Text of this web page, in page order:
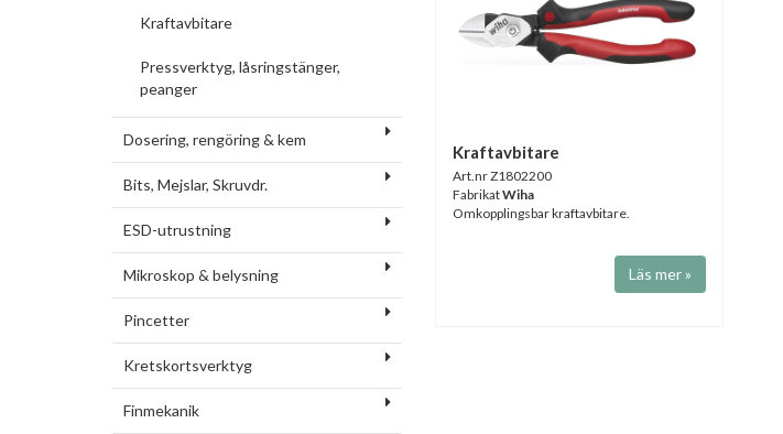
Kraftavbitare
Pressverktyg, låsringstänger,
peanger
Dosering, rengöring & kem
Bits, Mejslar, Skruvdr.
ESD-utrustning
Mikroskop & belysning
Pincetter
Kretskortsverktyg
Finmekanik
Kraftavbitare
Art.nr Z1802200
FabrikatWiha
Omkopplingsbar kraftavbitare.
Läs mer »